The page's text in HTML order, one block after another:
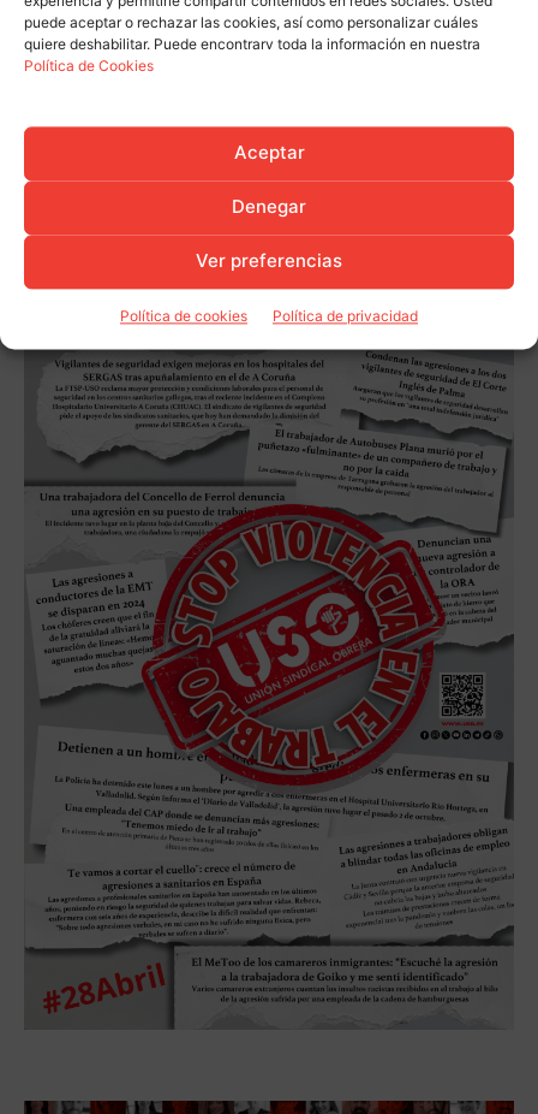
puede aceptar o rechazar las cookies, así como personalizar cuáles
quiere deshabilitar. Puede encontrarv toda la información en nuestra
Política de Cookies
Aceptar
Denegar
Ver preferencias
Política de cookies Política de privacidad